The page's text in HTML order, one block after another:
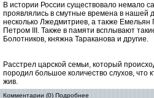
В истории России существовало немало
проявлялись в смутные времена в нашей
несколько Лжедмитриев, а также Емельян
Петром III. Также в памяти всплывают
Болотников, княжна Тараканова и другие.
Расстрел царской семьи, который
породил большое количество слухов, что
жив.
Комментарии (0) Подробнее